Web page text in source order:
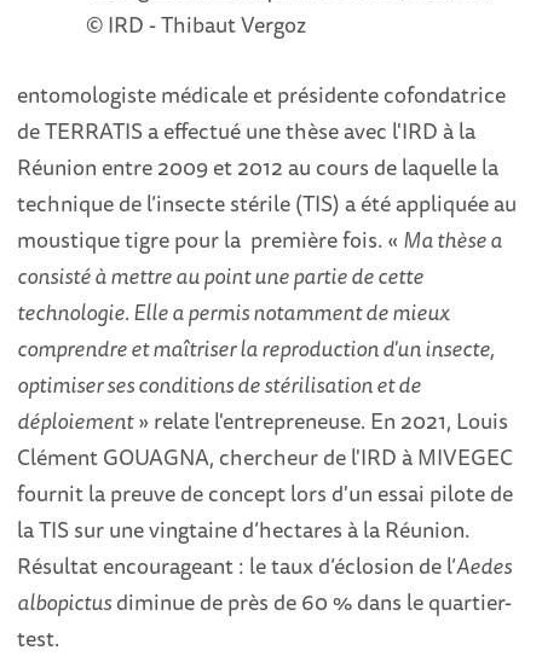
© IRD - Thibaut Vergoz
entomologiste médicale et présidente cofondatrice
de TERRATIS a effectué une thèse avec l'IRD à la
Réunion entre 2009 et 2012 au cours de laquelle la
technique de l’insecte stérile (TIS) a été appliquée au
moustique tigre pour la première fois. « Ma thèse a
consisté à mettre au point une partie de cette
technologie. Elle a permis notamment de mieux
comprendre et maîtriser la reproduction d'un insecte,
optimiser ses conditions de stérilisation et de
déploiement» relate l'entrepreneuse. En 2021, Louis
Clément GOUAGNA, chercheur de l'IRD à MIVEGEC
fournit la preuve de concept lors d'un essai pilote de
la TIS sur une vingtaine d’hectares à la Réunion.
Résultat encourageant : le taux d’éclosion de l’Aedes
albopictusdiminue de près de 60 % dans le quartier-
test.